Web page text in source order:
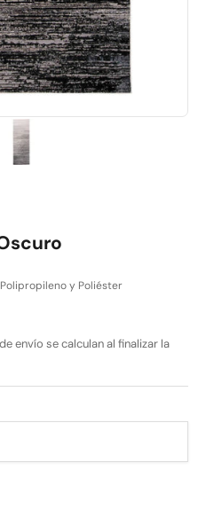
y Poliéster
envío se calculan al finalizar la